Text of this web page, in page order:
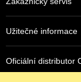
Zdvojený
Všité pěnové
Užitečné informace
Oficiální distributor